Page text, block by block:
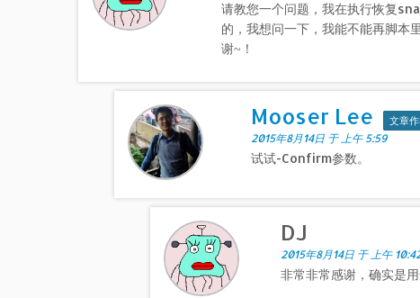
请教您一个问题，我在执行恢复
的，我想问一下，我能不能再脚本
谢~！
Mooser Lee
文章
2015年8月14日 于 上午 5:59
试试-Confirm参数。
DJ
2015年8月14日 于 上午
非常非常感谢，确实是